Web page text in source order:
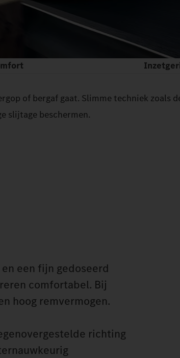
of bergaf gaat. Slimme techniek zoals
slijtage beschermen.
een fijn gedoseerd
comfortabel. Bij
hoog remvermogen.
richting